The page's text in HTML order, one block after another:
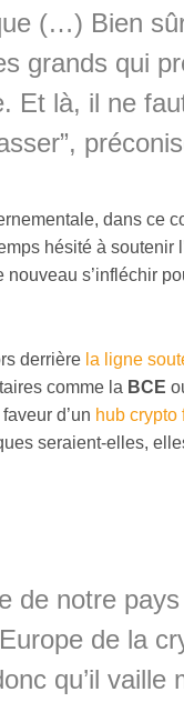
(…) Bien
grands qui
Et là, il ne
dans ce
hésité à soutenir
nouveau s’infléchir
derrière la ligne
comme la BCE
d’un hub crypto
seraient-elles,
de notre
de la
qu’il vaille